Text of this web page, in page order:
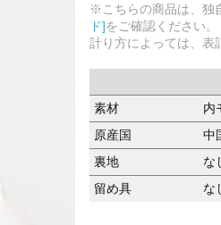
※こちらの商品は、独
ド]をご確認ください。
計り方によっては、表
素材
内
原産国
中
裏地
な
留め具
な